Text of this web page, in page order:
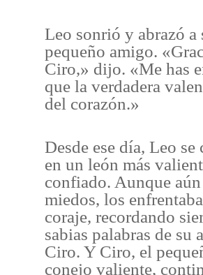
Leo sonrió y abrazó a
pequeño amigo.
Ciro,» dijo. «Me has
que la verdadera
del corazón.»
Desde ese día, Leo
en un león más
confiado. Aunque
miedos, los
coraje, recordando
sabias palabras de su
Ciro. Y Ciro, el
conejo valiente,